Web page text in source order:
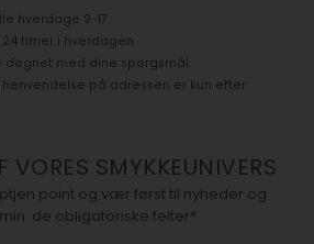
hverdage 9-17.
timer i hverdagen.
med dine spørgsmål.
på adressen er kun efter
VORES SMYKKEUNIVERS
point og vær først til nyheder og
de obligatoriske felter*